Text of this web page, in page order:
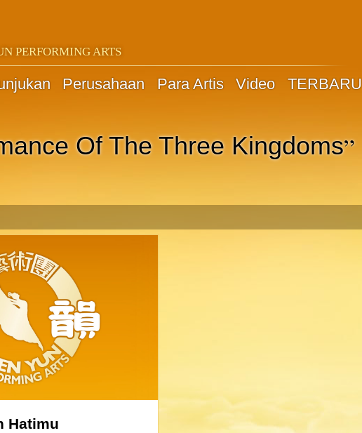
PERFORMING ARTS
Perusahaan Para Artis Video TERBARU
Of The Three Kingdoms”
Hatimu